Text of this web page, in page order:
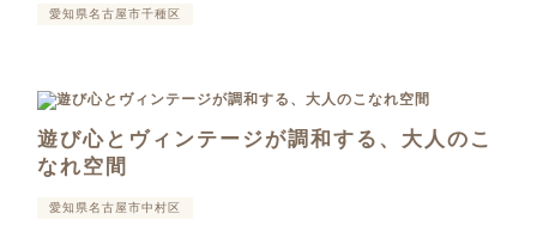
愛知県名古屋市千種区
遊び心とヴィンテージが調和する、大人のこ
なれ空間
愛知県名古屋市中村区